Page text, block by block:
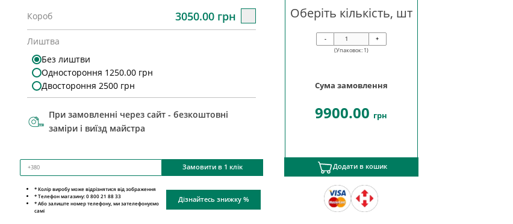
Короб 3050.00 грн
Лиштва
Без лиштви
Одностороння 1250.00 грн
Двостороння 2500 грн
При замовленні через сайт - безкоштовні
заміри і виїзд майстра
Замовити в 1 клік
Оберіть кількість, шт
-
+
(Упаковок: 1)
Сума замовлення
9900.00 грн
Додати в кошик
* Колір виробу може відрізнятися від зображення
* Телефон магазину: 0 800 21 88 33
* Або залиште номер телефону, ми зателефонуємо
самі
Дізнайтесь знижку %